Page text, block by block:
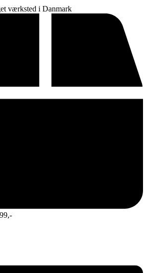
værksted i Danmark